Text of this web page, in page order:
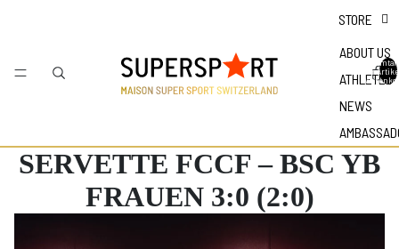
STORE
ABOUT US
ATHLETES
NEWS
der
SERVETTE FCCF – BSC YB
FRAUEN 3:0 (2:0)